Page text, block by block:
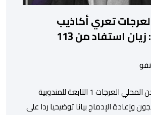
تعري أكاذيب
المهرطقين: زيان استفاد من 113
اصدرت إدارة السجن المحلي العرجات 1 التابعة للمندوبية
وإعادة الإدماج بيانا توضيحيا ردا على